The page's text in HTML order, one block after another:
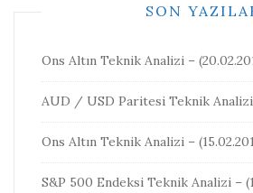
SON
Ons Altın Teknik Analizi –
AUD / USD Paritesi Teknik Analizi
Ons Altın Teknik Analizi –
S&P 500 Endeksi Teknik Analizi –